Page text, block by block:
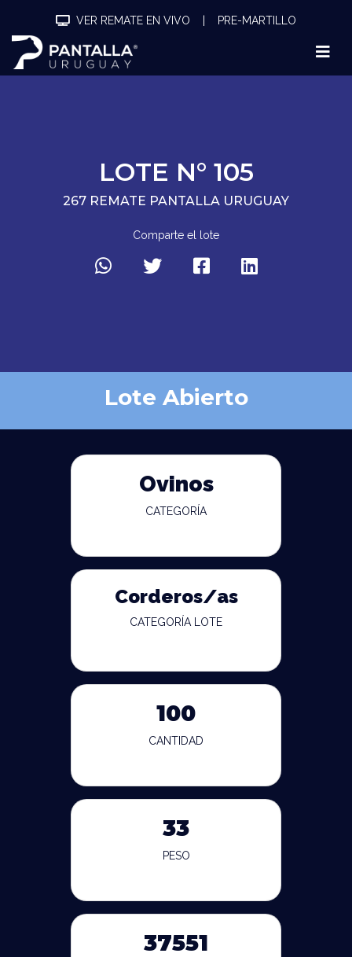
VER REMATE EN VIVO PRE-MARTILLO
LOTE N° 105
267 REMATE PANTALLA URUGUAY
Comparte el lote
Lote Abierto
Ovinos
CATEGORÍA
Corderos/as
CATEGORÍA LOTE
100
CANTIDAD
33
PESO
37551